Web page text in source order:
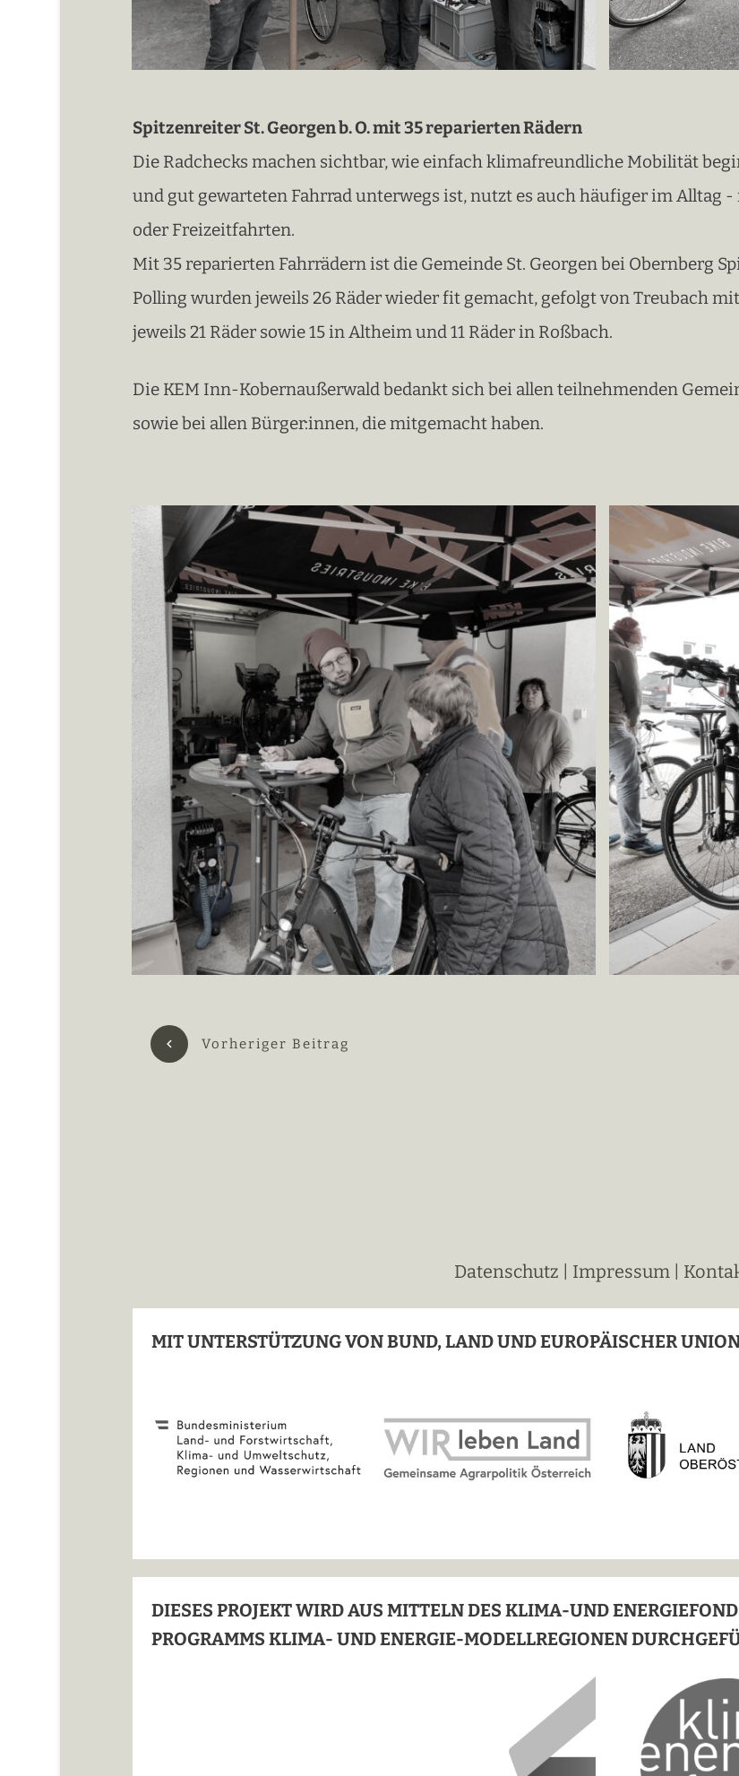
Spitzenreiter St. Georgen b. O. mit 35 reparierten Rädern
Die Radchecks machen sichtbar, wie einfach klimafreundliche Mobilität
und gut gewarteten Fahrrad unterwegs ist, nutzt es auch häufiger im Alltag
oder Freizeitfahrten.
Mit 35 reparierten Fahrrädern ist die Gemeinde St. Georgen bei Obernberg
Polling wurden jeweils 26 Räder wieder fit gemacht, gefolgt von Treubach
jeweils 21 Räder sowie 15 in Altheim und 11 Räder in Roßbach.
Die KEM Inn-Kobernaußerwald bedankt sich bei allen teilnehmenden
sowie bei allen Bürger:innen, die mitgemacht haben.
Vorheriger Beitrag
Datenschutz Impressum
MIT UNTERSTÜTZUNG VON BUND, LAND UND EUROPÄISCHER
DIESES PROJEKT WIRD AUS MITTELN DES KLIMA-UND
PROGRAMMS KLIMA- UND ENERGIE-MODELLREGIONEN